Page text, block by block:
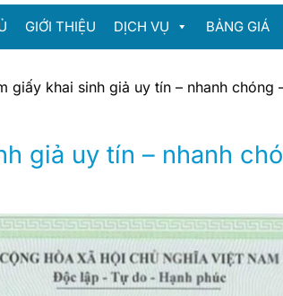
GIỚI THIỆU DỊCH VỤ BẢNG GIÁ
giấy khai sinh giả uy tín – nhanh chóng
giả uy tín – nhanh